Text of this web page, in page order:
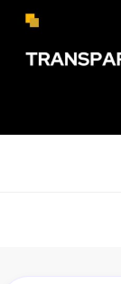
Skip
content